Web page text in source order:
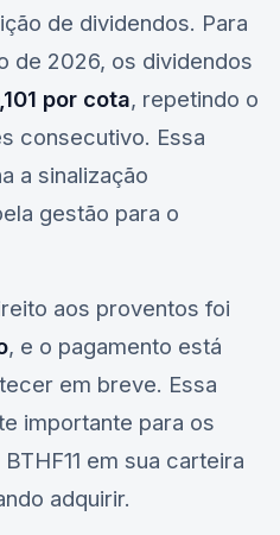
de dividendos. Para
de 2026, os dividendos
por cota, repetindo o
consecutivo. Essa
a sinalização
gestão para o
aos proventos foi
, e o pagamento está
em breve. Essa
importante para os
BTHF11 em sua carteira
adquirir.